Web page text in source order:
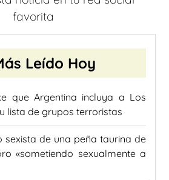
favorita
Leído Hoy
que Argentina incluya a Los
lista de grupos terroristas
sexista de una peña taurina de
«sometiendo sexualmente a